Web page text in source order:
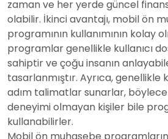
zaman ve her yerde güncel
olabilir. İkinci avantajı, mobil ön
programının kullanımının kolay
programlar genellikle kullanıcı
sahiptir ve çoğu insanın
tasarlanmıştır. Ayrıca, genellikle
adım talimatlar sunarlar,
deneyimi olmayan kişiler bile
kullanabilirler.
Mobil ön muhasebe